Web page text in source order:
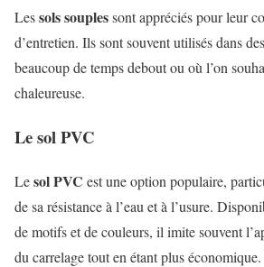
Lessols souplessont appréciés pour leur
d’entretien. Ils sont souvent utilisés dans
beaucoup de temps debout ou où l’on
chaleureuse.
Le sol PVC
Lesol PVC est une option populaire,
de sa résistance à l’eau et à l’usure.
de motifs et de couleurs, il imite souvent
du carrelage tout en étant plus économique.